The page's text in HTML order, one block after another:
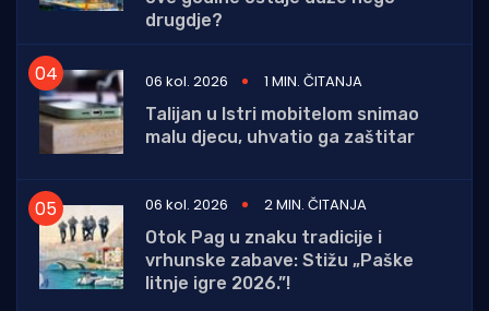
drugdje?
06 kol. 2026
1 MIN. ČITANJA
Talijan u Istri mobitelom snimao
malu djecu, uhvatio ga zaštitar
06 kol. 2026
2 MIN. ČITANJA
Otok Pag u znaku tradicije i
vrhunske zabave: Stižu „Paške
litnje igre 2026.”!